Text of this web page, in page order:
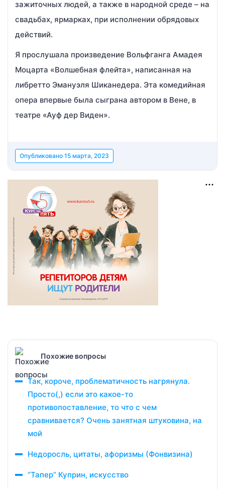
зажиточных людей, а также в народной среде – на
свадьбах, ярмарках, при исполнении обрядовых
действий.
Я прослушала произведение Вольфганга Амадея
Моцарта «Волшебная флейта», написанная на
либретто Эмануэля Шиканедера. Эта комедийная
опера впервые была сыграна автором в Вене, в
театре «Ауф дер Виден».
Опубликовано 15 марта, 2023
Похожие вопросы
Так, короче, проблематичность нагрянула.
Просто(,) если это какое-то
противопоставление, то что с чем
сравнивается? Очень занятная штуковина, на
мой
Недоросль, цитаты, афоризмы (Фонвизина)
“Тапер” Куприн, искусство